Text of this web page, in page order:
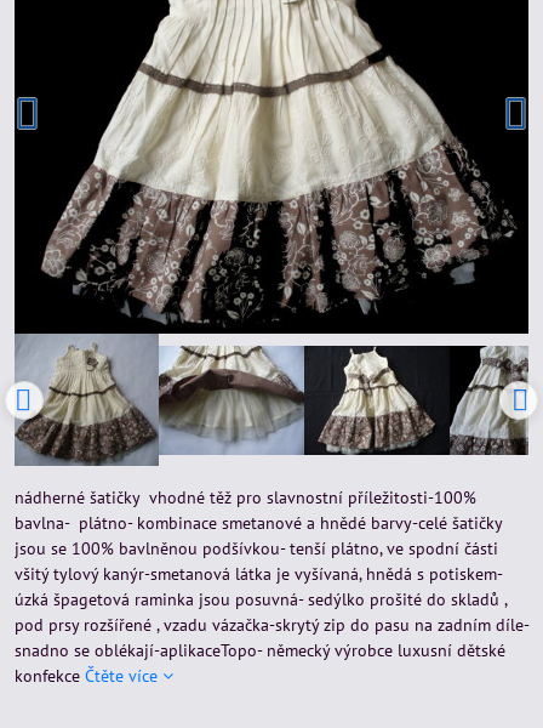
nádherné šatičky vhodné těž pro slavnostní příležitosti-100%
bavlna- plátno- kombinace smetanové a hnědé barvy-celé šatičky
jsou se 100% bavlněnou podšívkou- tenší plátno, ve spodní části
všitý tylový kanýr-smetanová látka je vyšívaná, hnědá s potiskem-
úzká špagetová raminka jsou posuvná- sedýlko prošité do skladů ,
pod prsy rozšířené , vzadu vázačka-skrytý zip do pasu na zadním díle-
snadno se oblékají-aplikaceTopo- německý výrobce luxusní dětské
konfekce Čtěte více